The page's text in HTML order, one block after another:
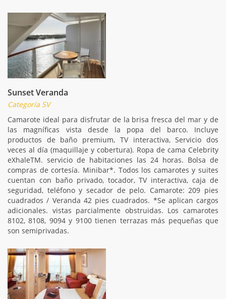
Sunset Veranda
Categoría SV
Camarote ideal para disfrutar de la brisa fresca del mar y de
las magníficas vista desde la popa del barco. Incluye
productos de baño premium, TV interactiva, Servicio dos
veces al día (maquillaje y cobertura). Ropa de cama Celebrity
eXhaleTM. servicio de habitaciones las 24 horas. Bolsa de
compras de cortesía. Minibar*. Todos los camarotes y suites
cuentan con baño privado, tocador, TV interactiva, caja de
seguridad, teléfono y secador de pelo. Camarote: 209 pies
cuadrados / Veranda 42 pies cuadrados. *Se aplican cargos
adicionales. vistas parcialmente obstruidas. Los camarotes
8102, 8108, 9094 y 9100 tienen terrazas más pequeñas que
son semiprivadas.